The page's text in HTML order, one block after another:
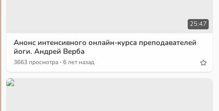
25:47
Анонс интенсивного онлайн-курса преподавателей
йоги. Андрей Верба
3663 просмотра · 6 лет назад